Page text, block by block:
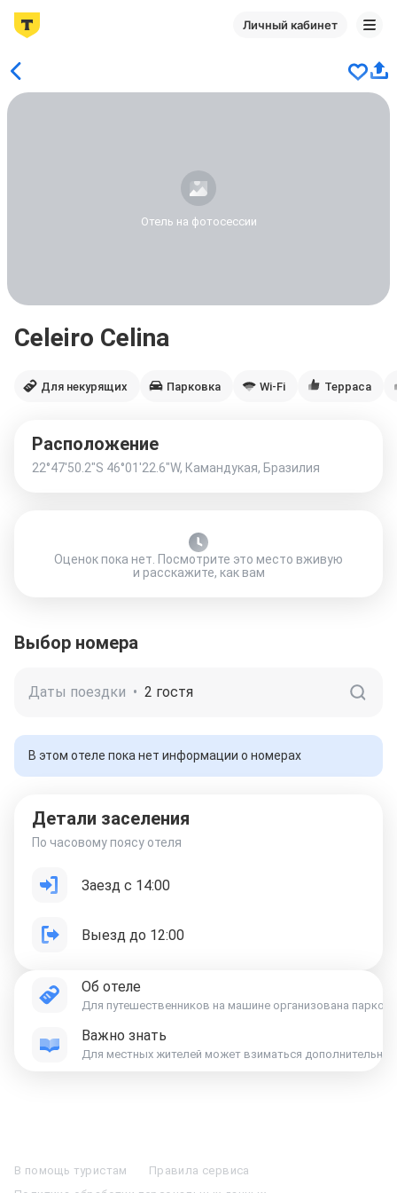
Личный кабинет
Отель на фотосессии
Celeiro Celina
Для некурящих Парковка Wi-Fi Терраса
Расположение
22°47'50.2"S 46°01'22.6"W, Камандукая, Бразилия
Оценок пока нет. Посмотрите это место вживую
и расскажите, как вам
Выбор номера
Даты поездки • 2 гостя
В этом отеле пока нет информации о номерах
Детали заселения
По часовому поясу отеля
Заезд с 14:00
Выезд до 12:00
Об отеле
Для путешественников на машине организована
Важно знать
Для местных жителей может взиматься
Отели в КазаниОтели в Нижнем Новгороде
В помощь туристам
Правила сервиса